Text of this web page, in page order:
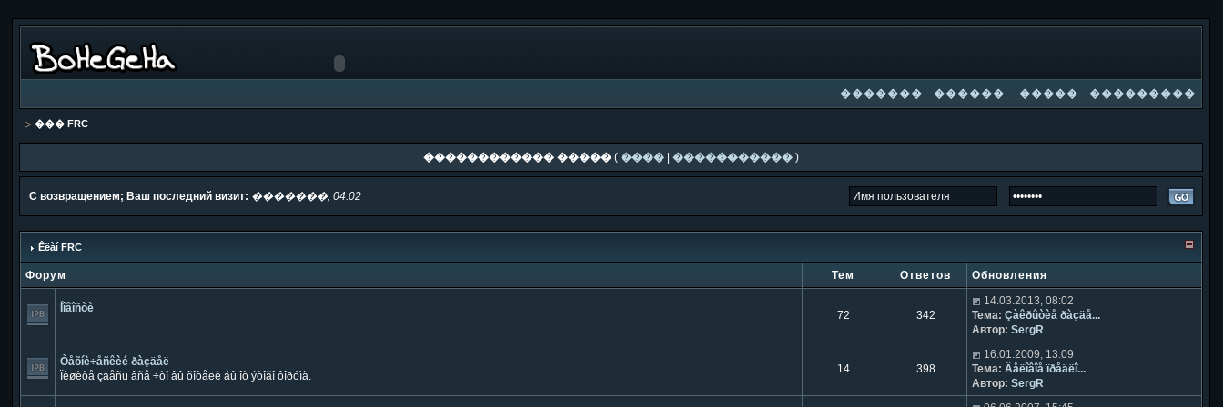
������� ������ ����� ���������
��� FRC
������������ ����� (���� |����������� )
С возвращением; Ваш последний визит: �������, 04:02
Êëàí FRC
Форум Тем Ответов Обновления
Íîâîñòè
72 342
14.03.2013, 08:02
Тема: Çàêðûòèå ðàçäå...
Автор: SergR
Òåõíè÷åñêèé ðàçäåë
Ïèøèòå çäåñü âñå ÷òî âû õîòåëè áû îò ýòîãî ôîðóìà.
14 398
16.01.2009, 13:09
Тема: Äåëîâîå ïðåäëî...
Автор: SergR